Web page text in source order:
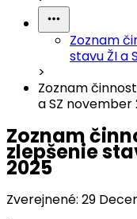
Zoznam
stavu ŽI a
>
Zoznam
a SZ november
Zoznam
zlepšenie
2025
Zverejnené: 29